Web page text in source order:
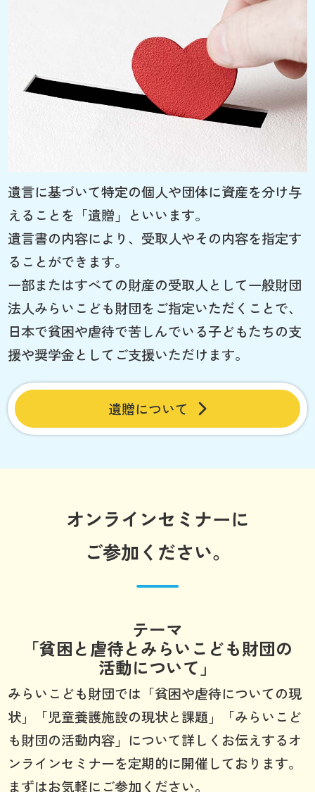
遺言に基づいて特定の個人や団体に資産を分け与
えることを「遺贈」といいます。
遺言書の内容により、受取人やその内容を指定す
ることができます。
一部またはすべての財産の受取人として一般財団
法人みらいこども財団をご指定いただくことで、
日本で貧困や虐待で苦しんでいる子どもたちの支
援や奨学金としてご支援いただけます。
遺贈について
オンラインセミナーに
ご参加ください。
テーマ
「貧困と虐待とみらいこども財団の
活動について」
みらいこども財団では「貧困や虐待についての現
状」「児童養護施設の現状と課題」「みらいこど
も財団の活動内容」について詳しくお伝えするオ
ンラインセミナーを定期的に開催しております。
まずはお気軽にご参加ください。